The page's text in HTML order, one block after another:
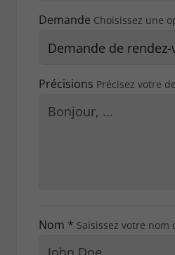
Demande Choisissez une
Précisions Précisez votre
Nom * Saisissez votre nom